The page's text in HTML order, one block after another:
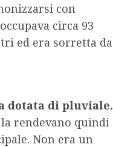
con
circa 93
ed era sorretta da
dotata di pluviale.
rendevano quindi
Non era un